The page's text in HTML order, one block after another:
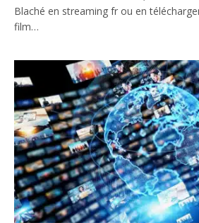
Blaché en streaming fr ou en
film…